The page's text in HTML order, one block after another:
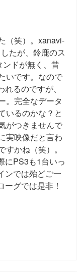
（笑）。xanavi-
たが、鈴鹿のス
ンドが無く、昔
いです。なので
るのですが、
。完全なデータ
いるのかな？と
がつきませんで
実映像だと言わ
かね（笑）。
にPS3も1台いっ
ンでは殆どご一
グでは是非！